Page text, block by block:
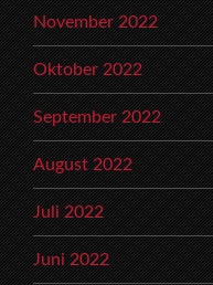
November 2022
Oktober 2022
September 2022
August 2022
Juli 2022
Juni 2022